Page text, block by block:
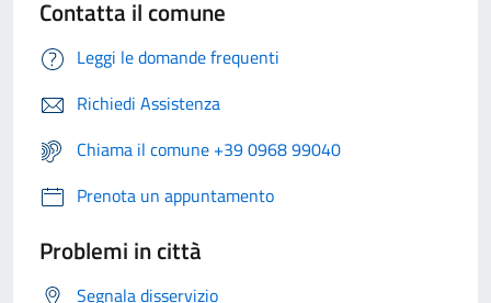
Contatta il comune
Leggi le domande frequenti
Richiedi Assistenza
Chiama il comune +39 0968 99040
Prenota un appuntamento
Problemi in città
Segnala disservizio